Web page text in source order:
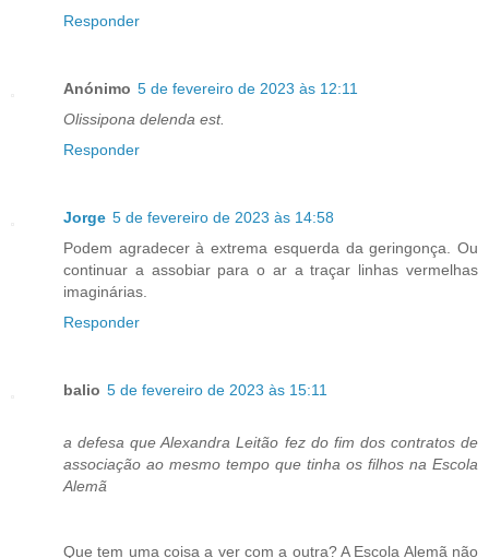
Responder
Anónimo 5 de fevereiro de 2023 às 12:11
Olissipona delenda est.
Responder
Jorge 5 de fevereiro de 2023 às 14:58
Podem agradecer à extrema esquerda da geringonça. Ou
continuar a assobiar para o ar a traçar linhas vermelhas
imaginárias.
Responder
balio 5 de fevereiro de 2023 às 15:11
a defesa que Alexandra Leitão fez do fim dos contratos de
associação ao mesmo tempo que tinha os filhos na Escola
Alemã
Que tem uma coisa a ver com a outra? A Escola Alemã não